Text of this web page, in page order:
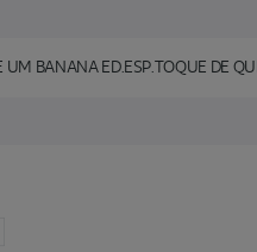
UM BANANA ED.ESP.TOQUE DE